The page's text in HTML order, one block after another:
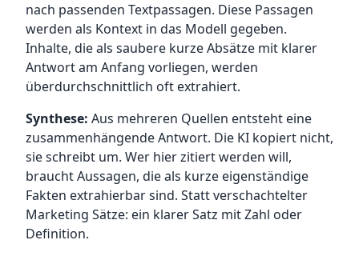
nach passenden Textpassagen. Diese Passagen
werden als Kontext in das Modell gegeben.
Inhalte, die als saubere kurze Absätze mit klarer
Antwort am Anfang vorliegen, werden
überdurchschnittlich oft extrahiert.
Synthese: Aus mehreren Quellen entsteht eine
zusammenhängende Antwort. Die KI kopiert nicht,
sie schreibt um. Wer hier zitiert werden will,
braucht Aussagen, die als kurze eigenständige
Fakten extrahierbar sind. Statt verschachtelter
Marketing Sätze: ein klarer Satz mit Zahl oder
Definition.